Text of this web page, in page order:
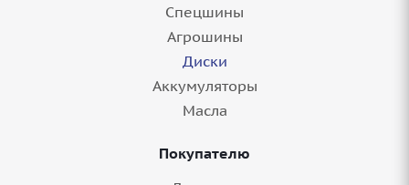
Спецшины
Агрошины
Диски
Аккумуляторы
Масла
Покупателю